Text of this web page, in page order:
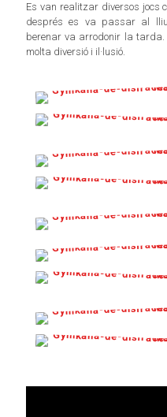
Es van realitzar diversos jocs
després es va passar al
berenar va arrodonir la
molta diversió i il·lusió.